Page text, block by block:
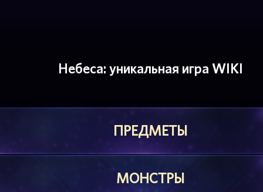
Небеса: уникальная игра WIKI
ПРЕДМЕТЫ
МОНСТРЫ